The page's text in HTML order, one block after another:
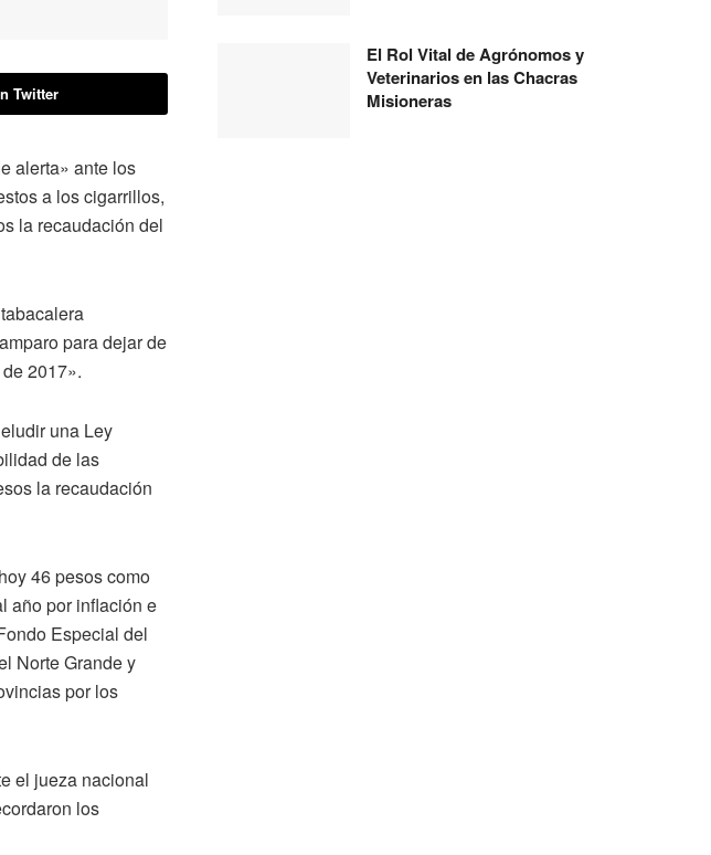
Twitter
alerta» ante los
a los cigarrillos,
la recaudación del
para dejar de
2017».
una Ley
de las
la recaudación
46 pesos como
año por inflación e
Especial del
Norte Grande y
por los
el jueza nacional
los
El Rol Vital de Agrónomos y
Veterinarios en las Chacras
Misioneras